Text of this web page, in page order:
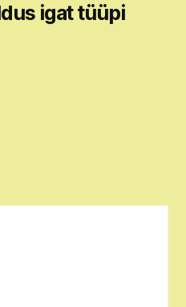
igat tüüpi